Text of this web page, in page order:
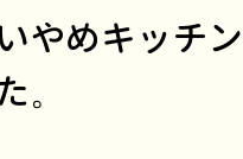
やめキッチ
。